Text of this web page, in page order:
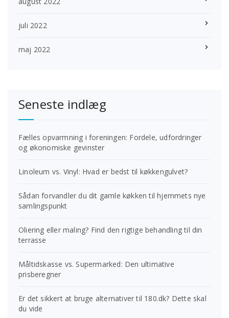
juli 2022
maj 2022
Seneste indlæg
Fælles opvarmning i foreningen: Fordele, udfordringer
og økonomiske gevinster
Linoleum vs. Vinyl: Hvad er bedst til køkkengulvet?
Sådan forvandler du dit gamle køkken til hjemmets nye
samlingspunkt
Oliering eller maling? Find den rigtige behandling til din
terrasse
Måltidskasse vs. Supermarked: Den ultimative
prisberegner
Er det sikkert at bruge alternativer til 180.dk? Dette skal
du vide